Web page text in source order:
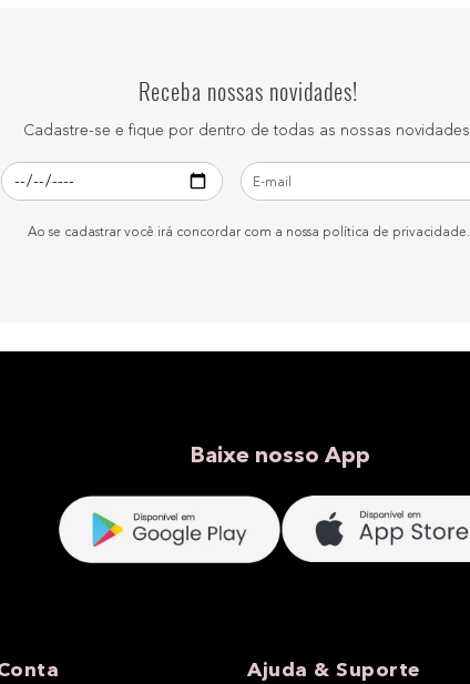
Receba nossas novidades!
Cadastre-se e fique por dentro de todas as nossas novidades.
Ao se cadastrar você irá concordar com a nossa política de privacidade.
Baixe nosso App
Ajuda & Suporte